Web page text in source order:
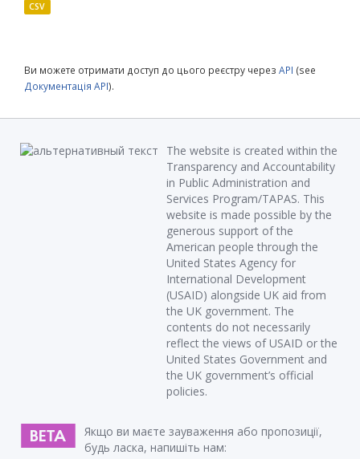
CSV
Ви можете отримати доступ до цього реєстру через API (see
Документація API).
The website is created within the
Transparency and Accountability
in Public Administration and
Services Program/TAPAS. This
website is made possible by the
generous support of the
American people through the
United States Agency for
International Development
(USAID) alongside UK aid from
the UK government. The
contents do not necessarily
reflect the views of USAID or the
United States Government and
the UK government’s official
policies.
Якщо ви маєте зауваження або пропозиції,
будь ласка, напишіть нам: